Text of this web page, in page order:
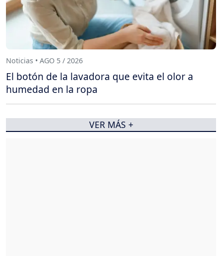
Noticias • AGO 5 / 2026
El botón de la lavadora que evita el olor a
humedad en la ropa
VER MÁS +